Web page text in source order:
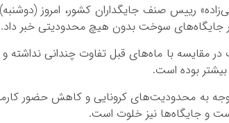
رییس صنف جایگداران کشور، امروز
جایگاه‌های سوخت بدون هیچ محدودیتی خبر داد.
در مقایسه با ماه‌های قبل تفاوت چندانی
بوده است.
توجه به محدودیت‌های کرونایی و کاهش حضور
و جایگاه‌ها نیز خلوت است.